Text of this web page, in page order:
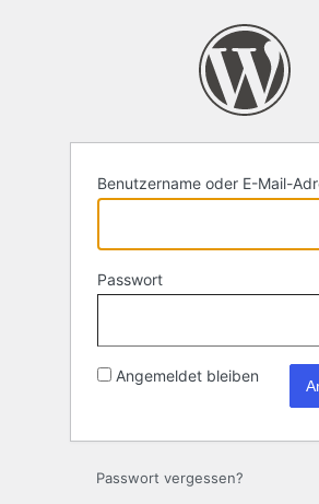
Benutzername oder E-Mail-
Passwort
Angemeldet bleiben
Passwort vergessen?